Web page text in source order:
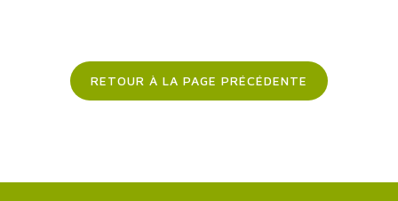
RETOUR À LA PAGE PRÉCÉDENTE